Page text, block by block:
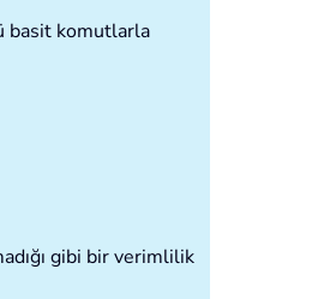
basit komutlarla
gibi bir verimlilik